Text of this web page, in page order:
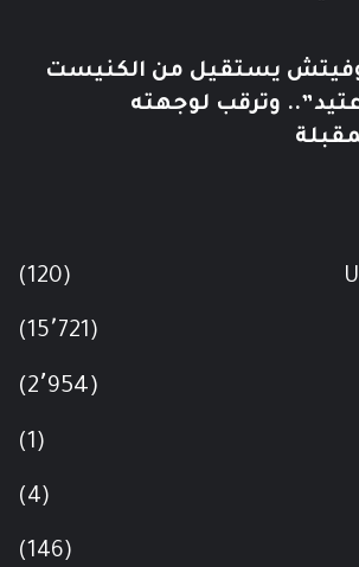
يستقيل من الكنيست
وترقب لوجهته
(120)
(15٬721)
(2٬954)
(1)
(4)
(146)